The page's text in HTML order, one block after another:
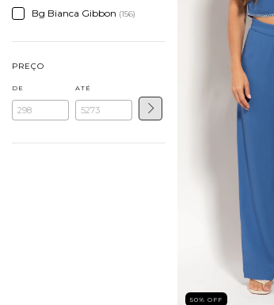
Bg Bianca Gibbon (156)
PREÇO
DE ATÉ
50% OFF